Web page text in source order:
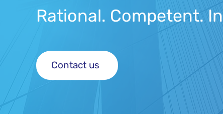
Rational. Competent.
Contact us